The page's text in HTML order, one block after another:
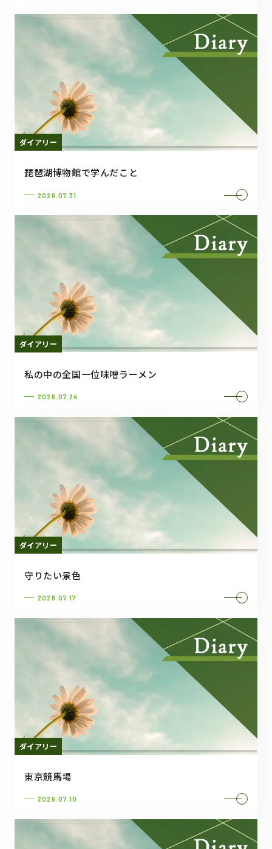
ダイアリー
琵琶湖博物館で学んだこと
2026.07.31
ダイアリー
私の中の全国一位味噌ラーメン
2026.07.24
ダイアリー
守りたい景色
2026.07.17
ダイアリー
東京競馬場
2026.07.10